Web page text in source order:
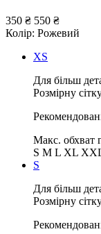
350 ₴ 550 ₴
Колір: Рожевий
XS
Для більш
Розмірну
Макс. обхват
S M L XL
S
Для більш
Розмірну